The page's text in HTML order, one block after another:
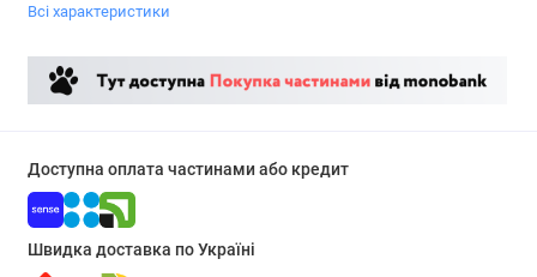
Всі характеристики
Доступна оплата частинами або кредит
Швидка доставка по Україні